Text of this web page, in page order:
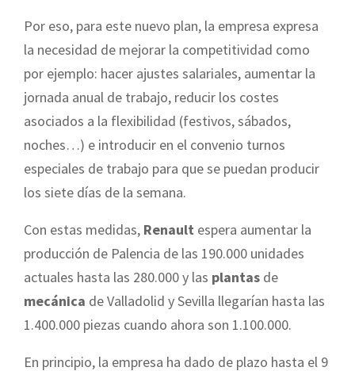
Por eso, para este nuevo plan, la empresa expresa
la necesidad de mejorar la competitividad como
por ejemplo: hacer ajustes salariales, aumentar la
jornada anual de trabajo, reducir los costes
asociados a la flexibilidad (festivos, sábados,
noches…) e introducir en el convenio turnos
especiales de trabajo para que se puedan producir
los siete días de la semana.
Con estas medidas, Renault espera aumentar la
producción de Palencia de las 190.000 unidades
actuales hasta las 280.000 y las plantas de
mecánica de Valladolid y Sevilla llegarían hasta las
1.400.000 piezas cuando ahora son 1.100.000.
En principio, la empresa ha dado de plazo hasta el 9